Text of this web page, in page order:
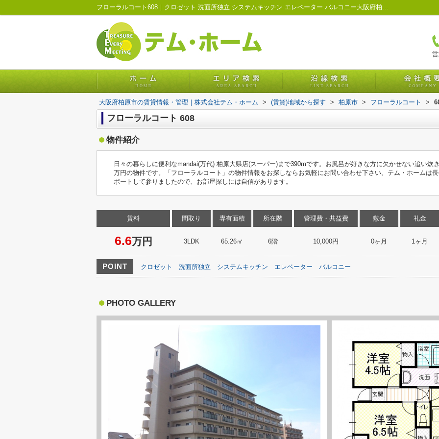
フローラルコート608｜クロゼット 洗面所独立 システムキッチン エレベーター バルコニー大阪府柏原市の賃貸情報・管理｜株式会社テム・ホーム
大阪府柏原市の賃貸情報・管理｜株式会社テム・ホーム > (賃貸)地域から探す > 柏原市 > フローラルコート >
フローラルコート 608
物件紹介
日々の暮らしに便利なmandai(万代) 柏原大県店(スーパー)まで390mです。お風呂が好きな方に欠かせない追い炊
万円の物件です。「フローラルコート」の物件情報をお探しならお気軽にお問い合わせ下さい。テム・ホームは
ポートして参りましたので、お部屋探しには自信があります。
賃料
6.6万円
間取り
3LDK
専有面積
65.26㎡
所在階
6階
管理費・共益費
10,000円
敷金
0ヶ月
礼金
1ヶ月
POINT クロゼット 洗面所独立 システムキッチン エレベーター バルコニー
PHOTO GALLERY